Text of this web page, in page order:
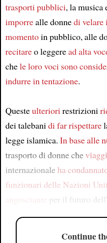
trasporti pubblici, la musica
imporrealle donnedi velare
momentoin pubblico, alle
recitareo leggeread alta
chele loro voci sono
indurre in tentazione.
Questeulteriori restrizioni
dei talebani di far rispettare
legge islamica. In base alle
trasporto di donne che
internazionaleha
funzionari delle Nazioni
angosciante
per il futuro
Continue